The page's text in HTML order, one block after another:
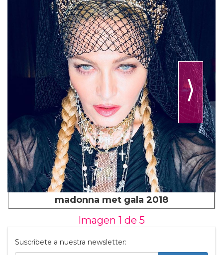
⟩
madonna met gala 2018
Imagen 1 de 5
Suscribete a nuestra newsletter: